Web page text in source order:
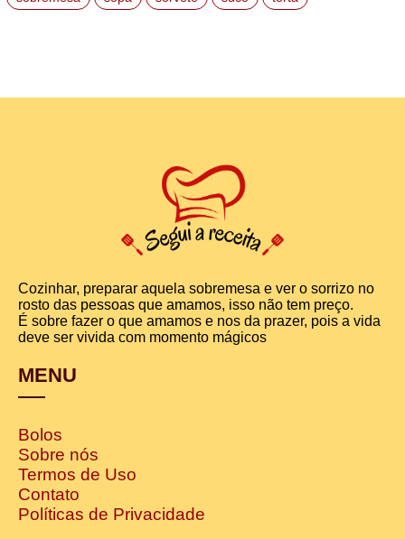
Cozinhar, preparar aquela sobremesa e ver o sorrizo no
rosto das pessoas que amamos, isso não tem preço.
É sobre fazer o que amamos e nos da prazer, pois a vida
deve ser vivida com momento mágicos
MENU
Bolos
Sobre nós
Termos de Uso
Contato
Políticas de Privacidade